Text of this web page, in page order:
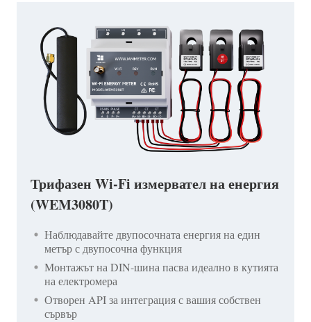
Трифазен Wi-Fi измервател на енергия
(WEM3080T)
Наблюдавайте двупосочната енергия на един
метър с двупосочна функция
Монтажът на DIN-шина пасва идеално в кутията
на електромера
Отворен API за интеграция с вашия собствен
сървър